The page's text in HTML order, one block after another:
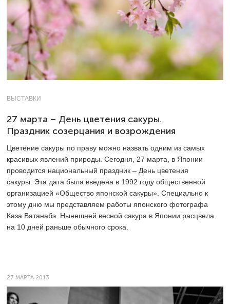
ВЫСТАВКИ
27 марта – День цветения сакуры.
Праздник созерцания и возрождения
Цветение сакуры по праву можно назвать одним из самых
красивых явлений природы. Сегодня, 27 марта, в Японии
проводится национальный праздник – День цветения
сакуры. Эта дата была введена в 1992 году общественной
организацией «Общество японской сакуры». Специально к
этому дню мы представляем работы японского фотографа
Каза Ватанабэ. Нынешней весной сакура в Японии расцвела
на 10 дней раньше обычного срока.
27 МАРТА 2013